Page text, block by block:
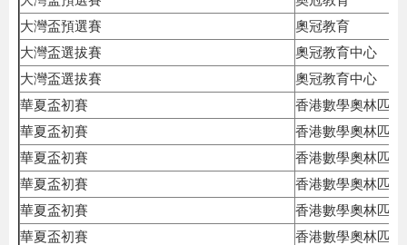
大灣盃預選賽
奧冠教育
大灣盃選拔賽
奧冠教育中心
大灣盃選拔賽
奧冠教育中心
華夏盃初賽
香港數學奧林匹
華夏盃初賽
香港數學奧林匹
華夏盃初賽
香港數學奧林匹
華夏盃初賽
香港數學奧林匹
華夏盃初賽
香港數學奧林匹
華夏盃初賽
香港數學奧林匹